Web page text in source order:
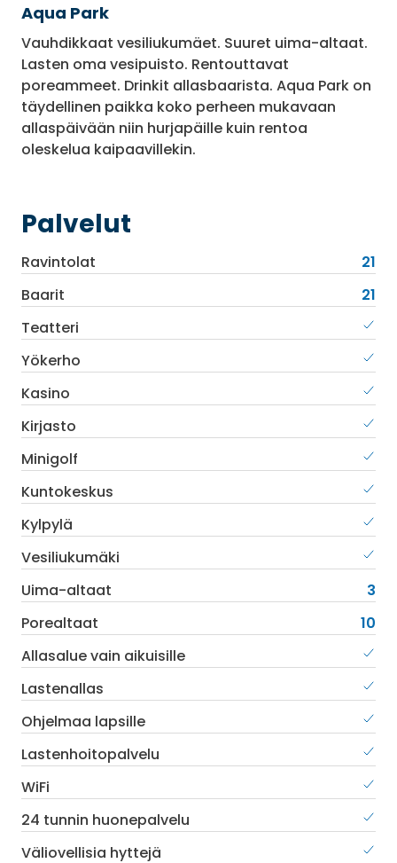
Aqua Park
Vauhdikkaat vesiliukumäet. Suuret uima-altaat.
Lasten oma vesipuisto. Rentouttavat
poreammeet. Drinkit allasbaarista. Aqua Park on
täydellinen paikka koko perheen mukavaan
allaspäivään niin hurjapäille kuin rentoa
oleskelua kaipaavillekin.
Palvelut
Ravintolat
21
Baarit
21
Teatteri
Yökerho
Kasino
Kirjasto
Minigolf
Kuntokeskus
Kylpylä
Vesiliukumäki
Uima-altaat
3
Porealtaat
10
Allasalue vain aikuisille
Lastenallas
Ohjelmaa lapsille
Lastenhoitopalvelu
WiFi
24 tunnin huonepalvelu
Väliovellisia hyttejä